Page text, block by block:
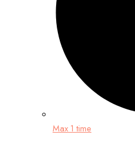
Max 1 time